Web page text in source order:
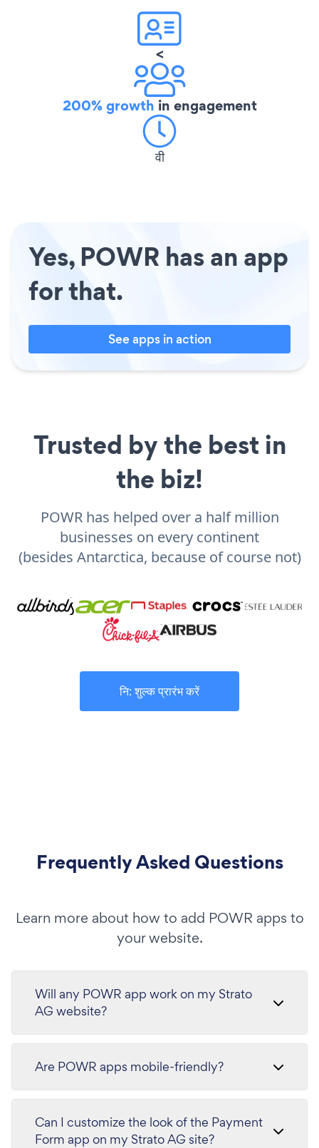
<
200% growth in engagement
वी
Yes, POWR has an app
for that.
See apps in action
Trusted by the best in
the biz!
POWR has helped over a half million
businesses on every continent
(besides Antarctica, because of course not)
नि: शुल्क प्रारंभ करें
Frequently Asked Questions
Learn more about how to add POWR apps to
your website.
Will any POWR app work on my Strato
AG website?
Are POWR apps mobile-friendly?
Can I customize the look of the Payment
Form app on my Strato AG site?